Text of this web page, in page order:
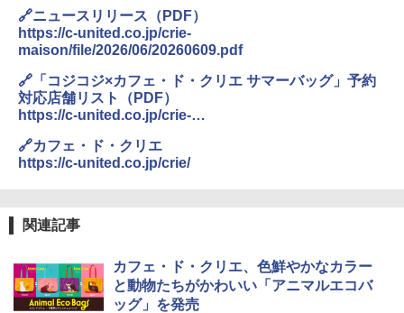
🔗ニュースリリース（PDF）
https://c-united.co.jp/crie-
maison/file/2026/06/20260609.pdf
🔗「コジコジ×カフェ・ド・クリエ サマーバッグ」予約
対応店舗リスト（PDF）
https://c-united.co.jp/crie-
🔗カフェ・ド・クリエ
https://c-united.co.jp/crie/
関連記事
カフェ・ド・クリエ、色鮮やかなカラー
と動物たちがかわいい「アニマルエコバ
ッグ」を発売